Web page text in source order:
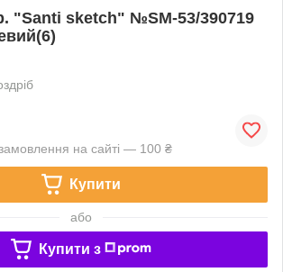
"Santi sketch" №SM-53/390719
на сайті — 100 ₴
Купити
або
Купити з